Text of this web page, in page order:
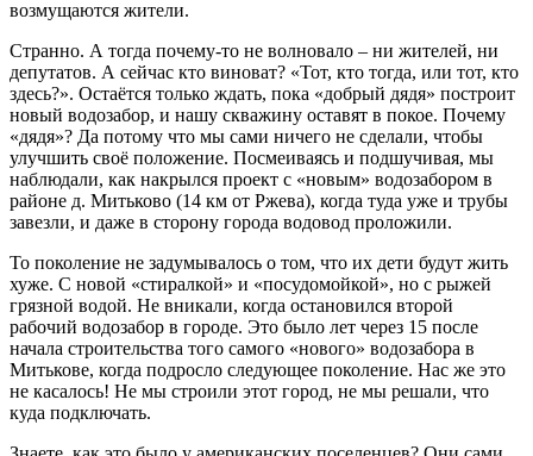
возмущаются жители.
Странно. А тогда почему-то не волновало – ни жителей, ни
депутатов. А сейчас кто виноват? «Тот, кто тогда, или тот, кто
здесь?». Остаётся только ждать, пока «добрый дядя» построит
новый водозабор, и нашу скважину оставят в покое. Почему
«дядя»? Да потому что мы сами ничего не сделали, чтобы
улучшить своё положение. Посмеиваясь и подшучивая, мы
наблюдали, как накрылся проект с «новым» водозабором в
районе д. Митьково (14 км от Ржева), когда туда уже и трубы
завезли, и даже в сторону города водовод проложили.
То поколение не задумывалось о том, что их дети будут жить
хуже. С новой «стиралкой» и «посудомойкой», но с рыжей
грязной водой. Не вникали, когда остановился второй
рабочий водозабор в городе. Это было лет через 15 после
начала строительства того самого «нового» водозабора в
Митькове, когда подросло следующее поколение. Нас же это
не касалось! Не мы строили этот город, не мы решали, что
куда подключать.